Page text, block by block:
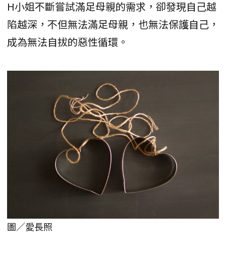
H小姐不斷嘗試滿足母親的需求，卻發現自己越
陷越深，不但無法滿足母親，也無法保護自己，
成為無法自拔的惡性循環。
圖／愛長照